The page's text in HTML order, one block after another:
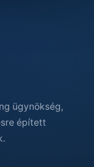
ügynökség,
épített